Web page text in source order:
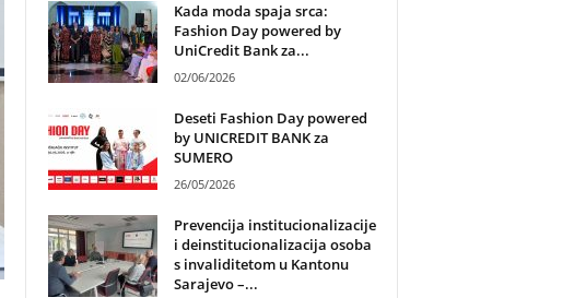
Kada moda spaja srca:
Fashion Day powered by
UniCredit Bank za...
02/06/2026
Deseti Fashion Day powered
by UNICREDIT BANK za
SUMERO
26/05/2026
Prevencija institucionalizacije
i deinstitucionalizacija osoba
s invaliditetom u Kantonu
Sarajevo –...